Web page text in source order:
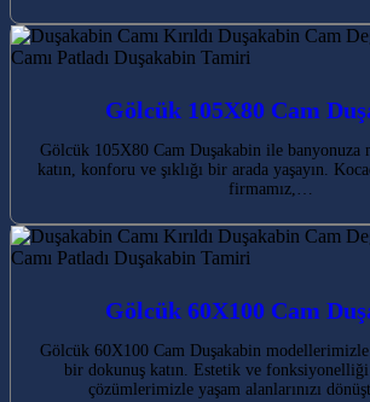
Gölcük 105X80 Cam
Gölcük 105X80 Cam Duşakabin ile banyonuza
katın, konforu ve şıklığı bir arada yaşayın.
firmamız,…
Gölcük 60X100 Cam
Gölcük 60X100 Cam Duşakabin
bir dokunuş katın. Estetik ve
çözümlerimizle yaşam alanlarınızı